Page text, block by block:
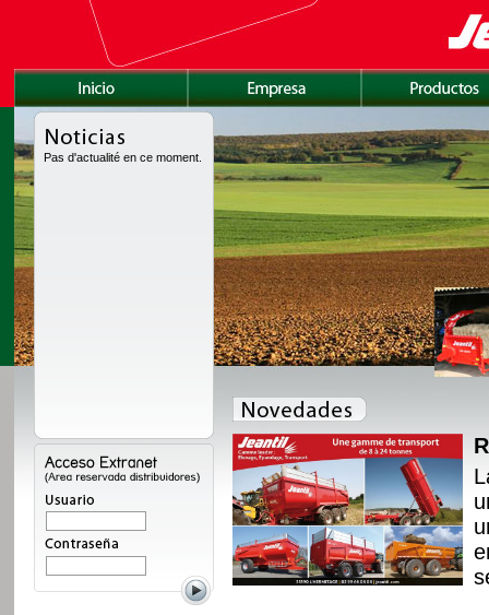
Pas d'actualité en ce moment.
rediseñada con
con nuevo chasis y
de 8 a 24t
la version
obras pùblicas.
Leer mas